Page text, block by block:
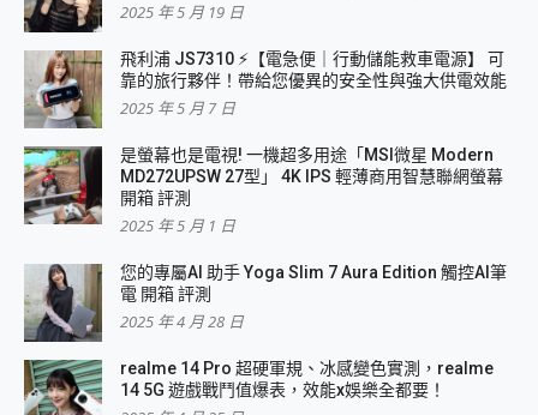
2025 年 5 月 19 日
飛利浦 JS7310 ⚡【電急便｜行動儲能救車電源】 可
靠的旅行夥伴！帶給您優異的安全性與強大供電效能
2025 年 5 月 7 日
是螢幕也是電視! 一機超多用途「MSI微星 Modern
MD272UPSW 27型」 4K IPS 輕薄商用智慧聯網螢幕
開箱 評測
2025 年 5 月 1 日
您的專屬AI 助手 Yoga Slim 7 Aura Edition 觸控AI筆
電 開箱 評測
2025 年 4 月 28 日
realme 14 Pro 超硬軍規、冰感變色實測，realme
14 5G 遊戲戰鬥值爆表，效能x娛樂全都要！